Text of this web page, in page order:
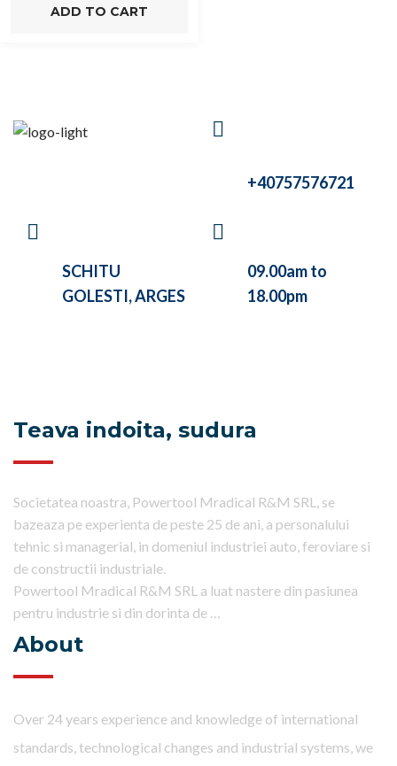
was:
is:
ADD TO CART
+40757576721
SCHITU
GOLESTI, ARGES
09.00am to
18.00pm
Teava indoita, sudura
Societatea noastra, Powertool Mradical R&M SRL, se
bazeaza pe experienta de peste 25 de ani, a personalului
tehnic si managerial, in domeniul industriei auto, feroviare si
de constructii industriale.
Powertool Mradical R&M SRL a luat nastere din pasiunea
pentru industrie si din dorinta de …
About
Over 24 years experience and knowledge of international
standards, technological changes and industrial systems, we